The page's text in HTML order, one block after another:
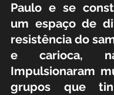
Paulo e se
um espaço de
resistência do
e carioca,
Impulsionaram
grupos que